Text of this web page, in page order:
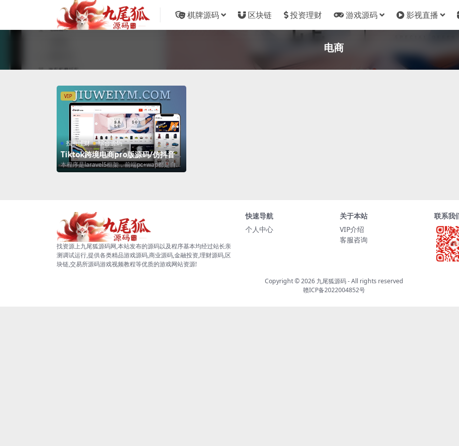
棋牌源码 区块链 投资理财 游戏源码 影视直播
电商
VIP
投资理财 综合源码
Tiktok跨境电商pro版源码/仿抖音跨
境平台/亚马逊跨境商城/跨境电商独
立站/卖家中心/批量导入商品
本程序是laravel5框架，前端pc+wap都是自适
应的，有卖家端，前端可以申...
找资源上九尾狐源码网,本站发布的源码以及程序基本均经过站长亲
测调试运行,提供各类精品游戏源码,商业源码,金融投资,理财源码,区
块链,交易所源码游戏视频教程等优质的游戏网站资源!
快速导航
个人中心
关于本站
VIP介绍
客服咨询
联系我
Copyright © 2026 九尾狐源码- All rights reserved
赣ICP备2022004852号